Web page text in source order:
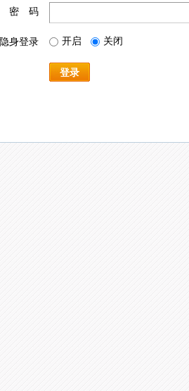
密 码
隐身登录 开启 关闭
登录